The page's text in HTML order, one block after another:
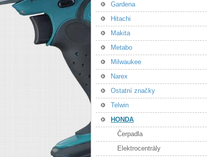
Gardena
Hitachi
Makita
Metabo
Milwaukee
Narex
Ostatní značky
Telwin
HONDA
Čerpadla
Elektrocentrály